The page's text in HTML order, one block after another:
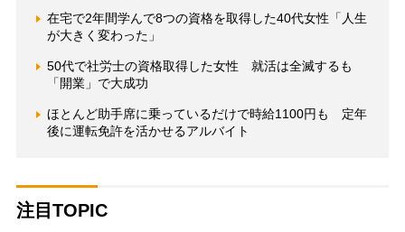
在宅で2年間学んで8つの資格を取得した40代女性「人生
が大きく変わった」
50代で社労士の資格取得した女性 就活は全滅するも
「開業」で大成功
ほとんど助手席に乗っているだけで時給1100円も 定年
後に運転免許を活かせるアルバイト
注目TOPIC